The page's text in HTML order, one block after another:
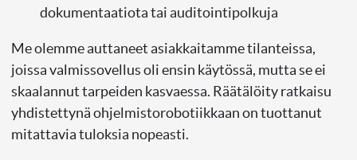
dokumentaatiota tai auditointipolkuja
Me olemme auttaneet asiakkaitamme tilanteissa,
joissa valmissovellus oli ensin käytössä, mutta se ei
skaalannut tarpeiden kasvaessa. Räätälöity ratkaisu
yhdistettynä ohjelmistorobotiikkaan on tuottanut
mitattavia tuloksia nopeasti.